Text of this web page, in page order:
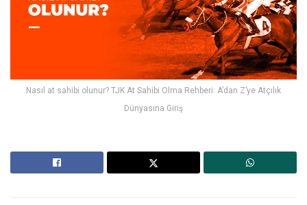
Nasıl at sahibi olunur? TJK At Sahibi Olma Rehberi: A’dan Z’ye Atçılık
Dünyasına Giriş